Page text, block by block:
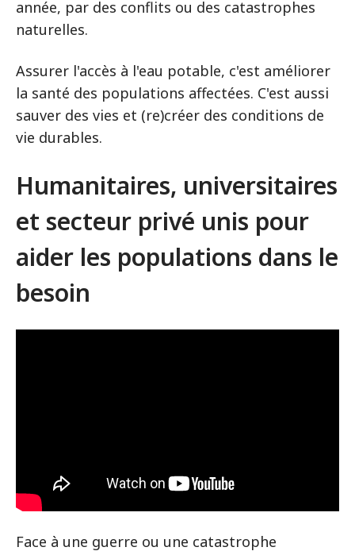
année, par des conflits ou des catastrophes
naturelles.
Assurer l'accès à l'eau potable, c'est améliorer
la santé des populations affectées. C'est aussi
sauver des vies et (re)créer des conditions de
vie durables.
Humanitaires, universitaires
et secteur privé unis pour
aider les populations dans le
besoin
Face à une guerre ou une catastrophe